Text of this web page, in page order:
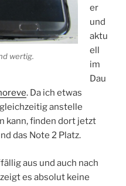
wertig.
er
und
aktu
ell
im
Dau
. Da ich etwas
anstelle
kann, finden dort jetzt
das Note 2 Platz.
aus und auch nach
es absolut keine